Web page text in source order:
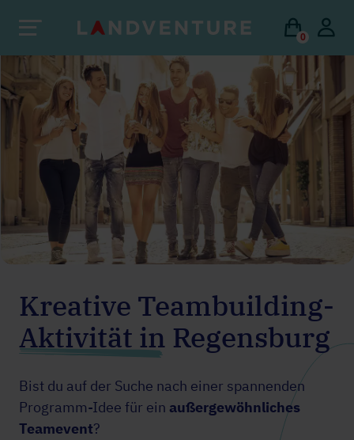
0
Kreative Teambuilding-
Aktivität in Regensburg
Bist du auf der Suche nach einer spannenden
Programm-Idee für ein außergewöhnliches
Teamevent?